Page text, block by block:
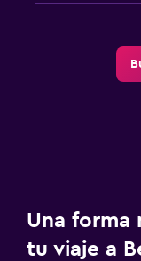
Una forma
tu viaje a